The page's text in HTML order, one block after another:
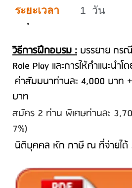
ระยะเวลา
1 วัน
วิธีการฝึกอบรม : บรรยาย ก
Role Play และการให้คำแนะนำโ
ค่าสัมมนาท่านละ 4,000 บาท
บาท
สมัคร 2 ท่าน พิเศษท่านละ
7%)
นิติบุคคล หัก ภาษี ณ ที่จ่ายได้